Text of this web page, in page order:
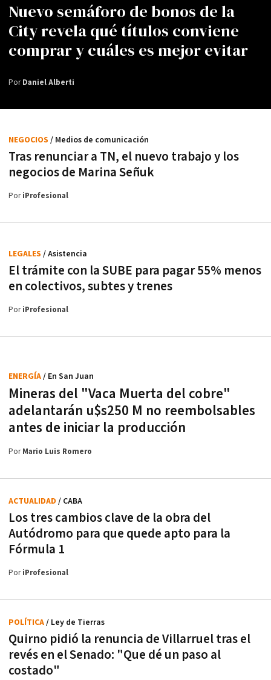
Nuevo semáforo de bonos de la
City revela qué títulos conviene
comprar y cuáles es mejor evitar
PorDaniel Alberti
Tras renunciar a TN, el nuevo trabajo y los
negocios de Marina Señuk
NEGOCIOS / Medios de comunicación
PoriProfesional
El trámite con la SUBE para pagar 55% menos
en colectivos, subtes y trenes
LEGALES / Asistencia
PoriProfesional
Mineras del "Vaca Muerta del cobre"
adelantarán u$s250 M no reembolsables
antes de iniciar la producción
ENERGÍA/ En San Juan
PorMario Luis Romero
Los tres cambios clave de la obra del
Autódromo para que quede apto para la
Fórmula 1
ACTUALIDAD / CABA
PoriProfesional
Quirno pidió la renuncia de Villarruel tras el
revés en el Senado: "Que dé un paso al
costado"
POLÍTICA/ Ley de Tierras